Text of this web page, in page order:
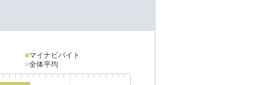
■マイナビバイト
■全体平均